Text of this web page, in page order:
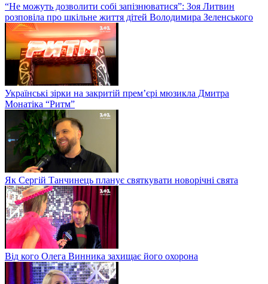
“Не можуть дозволити собі запізнюватися”: Зоя Литвин
розповіла про шкільне життя дітей Володимира Зеленського
Українські зірки на закритій прем’єрі мюзикла Дмитра
Монатіка “Ритм”
Як Сергій Танчинець планує святкувати новорічні свята
Від кого Олега Винника захищає його охорона